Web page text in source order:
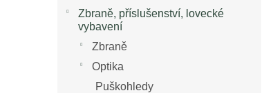
Zbraně, příslušenství, lovecké
vybavení
Zbraně
Optika
Puškohledy